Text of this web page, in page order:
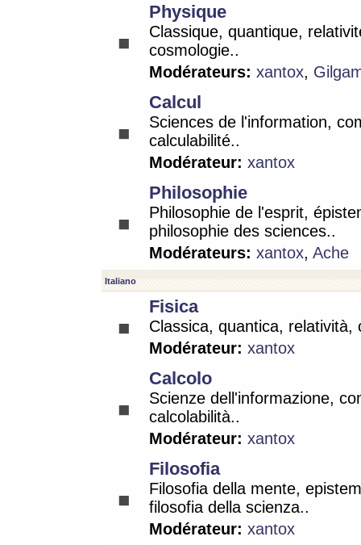
Physique
Classique, quantique,
cosmologie..
Modérateurs: xantox,
Calcul
Sciences de l'information,
calculabilité..
Modérateur: xantox
Philosophie
Philosophie de l'esprit,
philosophie des sciences..
Modérateurs: xantox, Ache
Italiano
Fisica
Classica, quantica, relatività,
Modérateur: xantox
Calcolo
Scienze dell'informazione,
calcolabilità..
Modérateur: xantox
Filosofia
Filosofia della mente,
filosofia della scienza..
Modérateur: xantox